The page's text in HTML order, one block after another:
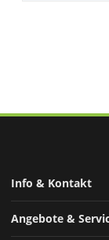
Info & Kontakt
Angebote &